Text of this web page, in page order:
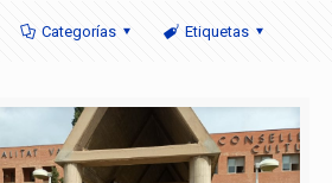
Categorías Etiquetas